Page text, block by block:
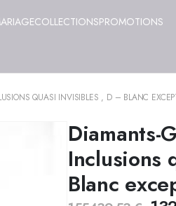
COLLECTIONSPROMOTIONS
QUASI INVISIBLES , D – BLANC
Diamants-
Inclusions
Blanc